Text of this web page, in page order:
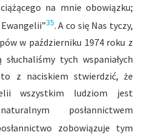
na mnie obowiązku;
35. A co się Nas tyczy,
w październiku 1974 roku z
tych wspaniałych
to z naciskiem stwierdzić, że
wszystkim ludziom jest
posłannictwem
zobowiązuje tym